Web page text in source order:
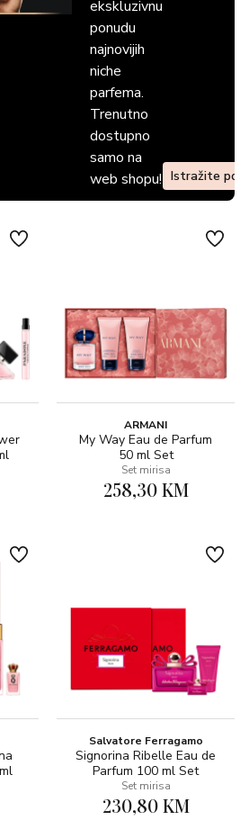
ekskluzivnu
ponudu
najnovijih
niche
parfema.
Trenutno
dostupno
samo na
web shopu! Istražite
ARMANI
My Way Eau de Parfum
50 ml Set
Set mirisa
258,30 KM
Salvatore Ferragamo
Signorina Ribelle Eau de
Parfum 100 ml Set
Set mirisa
230,80 KM